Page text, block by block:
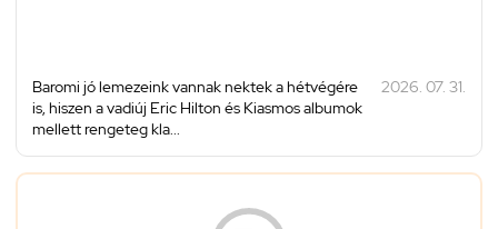
Baromi jó lemezeink vannak nektek a hétvégére
is, hiszen a vadiúj Eric Hilton és Kiasmos albumok
mellett rengeteg kla...
2026. 07. 31.